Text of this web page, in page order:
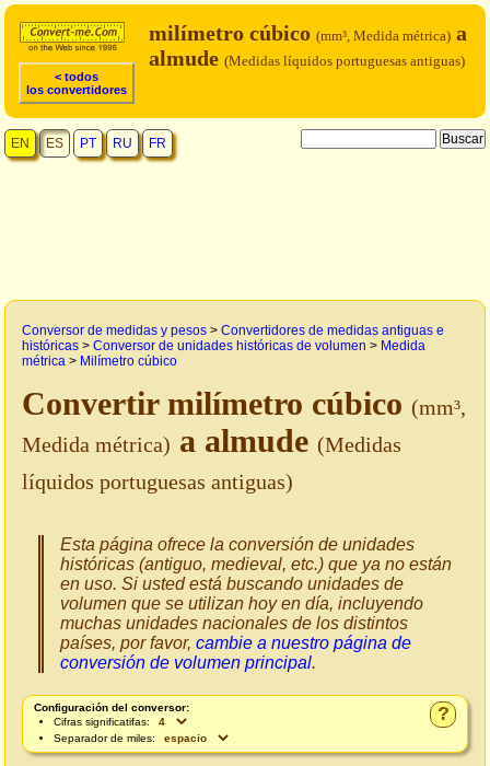
< todos
los convertidores
milímetro cúbico (mm³, Medida métrica) a
almude (Medidas líquidos portuguesas antiguas)
EN ES PT RU FR
Conversor de medidas y pesos > Convertidores de medidas antiguas e
históricas > Conversor de unidades históricas de volumen > Medida
métrica > Milímetro cúbico
Convertir milímetro cúbico (mm³,
Medida métrica) a almude (Medidas
líquidos portuguesas antiguas)
Esta página ofrece la conversión de unidades
históricas (antiguo, medieval, etc.) que ya no están
en uso. Si usted está buscando unidades de
volumen que se utilizan hoy en día, incluyendo
muchas unidades nacionales de los distintos
países, por favor, cambie a nuestro página de
conversión de volumen principal.
?
Configuración del conversor:
Cifras significatifas:
Separador de miles: